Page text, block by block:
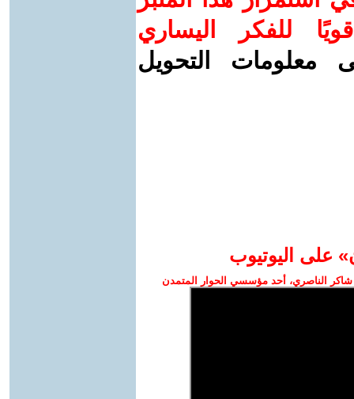
للفكر اليساري
معلومات التحويل
على اليوتيوب
الناصري، أحد مؤسسي الحوار المتمدن